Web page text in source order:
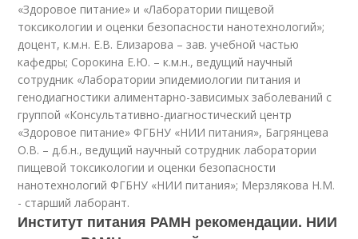
«Здоровое питание» и «Лаборатории пищевой
токсикологии и оценки безопасности нанотехнологий»;
доцент, к.м.н. Е.В. Елизарова – зав. учебной частью
кафедры; Сорокина Е.Ю. – к.м.н., ведущий научный
сотрудник «Лаборатории эпидемиологии питания и
генодиагностики алиментарно-зависимых заболеваний с
группой «Консультативно-диагностический центр
«Здоровое питание» ФГБНУ «НИИ питания», Багрянцева
О.В. – д.б.н., ведущий научный сотрудник лаборатории
пищевой токсикологии и оценки безопасности
нанотехнологий ФГБНУ «НИИ питания»; Мерзлякова Н.М.
- старший лаборант.
Институт питания РАМН рекомендации. НИИ